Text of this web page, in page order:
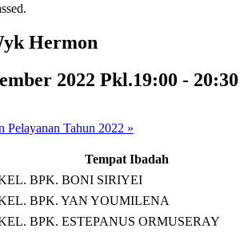
Hermon
2022 Pkl.19:00 - 20:30
Pelayanan Tahun 2022 »
Tempat Ibadah
BPK. BONI SIRIYEI
BPK. YAN YOUMILENA
BPK. ESTEPANUS ORMUSERAY